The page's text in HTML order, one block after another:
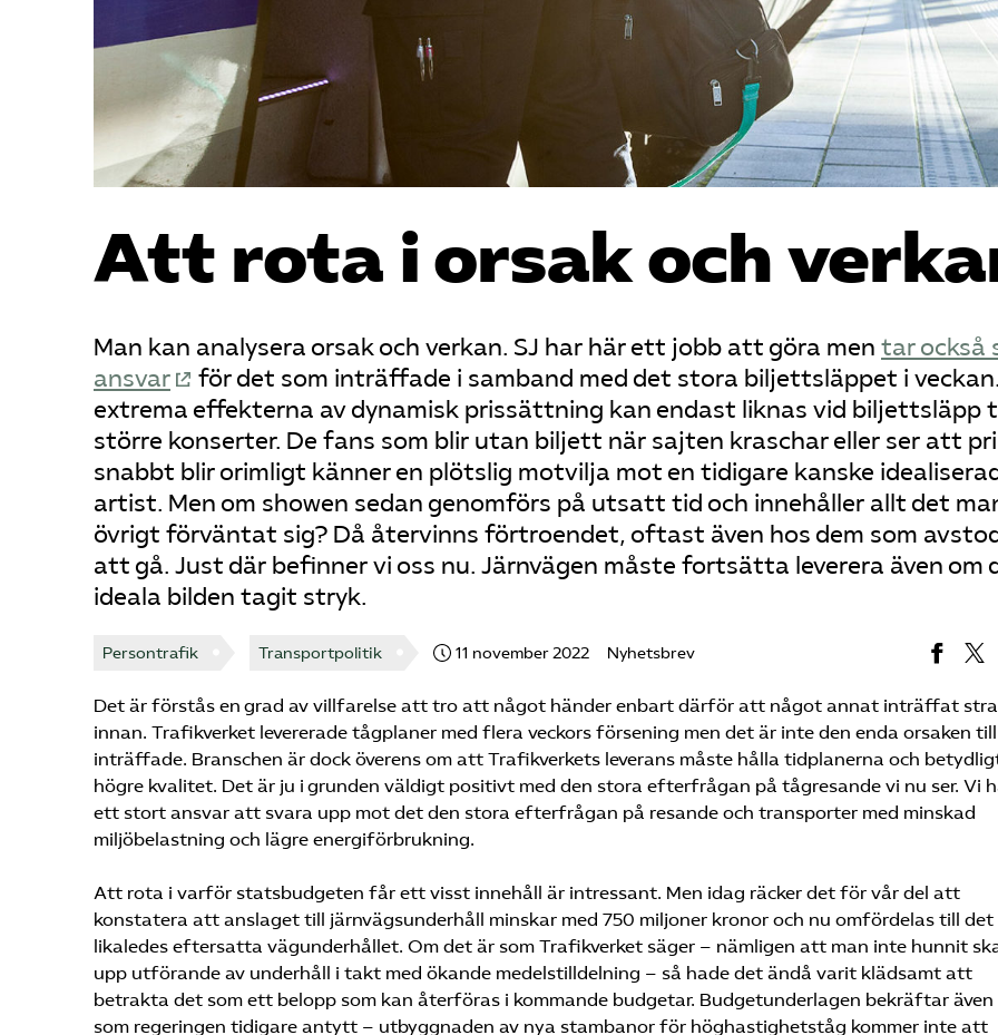
Att rota i orsak och
Man kan analysera orsak och verkan. SJ har här ett jobb att göra men tar också
ansvar
för det som inträffade i samband med det stora biljettsläppet i
extrema effekterna av dynamisk prissättning kan endast liknas vid biljettsläpp
större konserter. De fans som blir utan biljett när sajten kraschar eller ser att
snabbt blir orimligt känner en plötslig motvilja mot en tidigare kanske
artist. Men om showen sedan genomförs på utsatt tid och innehåller allt det
övrigt förväntat sig? Då återvinns förtroendet, oftast även hos dem som
att gå. Just där befinner vi oss nu. Järnvägen måste fortsätta leverera även om
ideala bilden tagit stryk.
Persontrafik Transportpolitik 11 november 2022 Nyhetsbrev
Det är förstås en grad av villfarelse att tro att något händer enbart därför att något annat inträffat
innan. Trafikverket levererade tågplaner med flera veckors försening men det är inte den enda orsaken
inträffade. Branschen är dock överens om att Trafikverkets leverans måste hålla tidplanerna och
högre kvalitet. Det är ju i grunden väldigt positivt med den stora efterfrågan på tågresande vi nu ser. Vi
ett stort ansvar att svara upp mot det den stora efterfrågan på resande och transporter med minskad
miljöbelastning och lägre energiförbrukning.
Att rota i varför statsbudgeten får ett visst innehåll är intressant. Men idag räcker det för vår del att
konstatera att anslaget till järnvägsunderhåll minskar med 750 miljoner kronor och nu omfördelas till det
likaledes eftersatta vägunderhållet. Om det är som Trafikverket säger – nämligen att man inte hunnit
upp utförande av underhåll i takt med ökande medelstilldelning – så hade det ändå varit klädsamt att
betrakta det som ett belopp som kan återföras i kommande budgetar. Budgetunderlagen bekräftar
som regeringen tidigare antytt – utbyggnaden av nya stambanor för höghastighetståg kommer inte att